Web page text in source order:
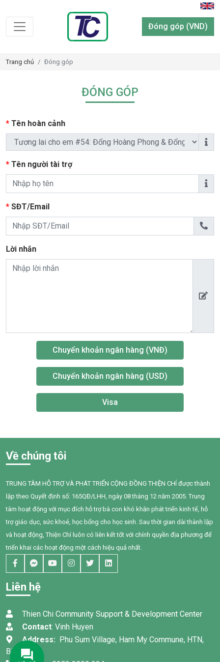
Đóng góp (VND)
Trang chủ Đóng góp
ĐÓNG GÓP
* Tên hoàn cảnh
* Tên người tài trợ
* SĐT/Email
Lời nhắn
Chuyển khoản ngân hàng (VNĐ)
Chuyển khoản ngân hàng (USD)
Visa
Về chúng tôi
TRUNG TÂM HỖ TRỢ VÀ PHÁT TRIỂN CỘNG ĐỒNG THIỆN CHÍ được thành
lập theo Quyết định số: 165QĐ/LHH, ngày 08 tháng 12 năm 2005. Trung
tâm hoạt động với mục đích hỗ trợ bà con khó khăn phát triển kinh tế, hỗ
trợ giáo dục, sức khoẻ, học bổng cho học sinh. Sau thời gian dài thành lập
và hoạt động, Thiện Chí luôn có liên kết tốt với chính quyền địa phương để
triển khai các hoạt động một cách hiệu quả nhất.
Liên hệ
Thien Chi Community Support & Development Center
Contact: Vinh Huyen
Address: Phu Sum Village, Ham My Commune, HTN,
Binh Thuan